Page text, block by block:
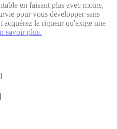
en faisant plus avec moins,
pour vous développer sans
acquérez la rigueur qu'exige une
savoir plus.